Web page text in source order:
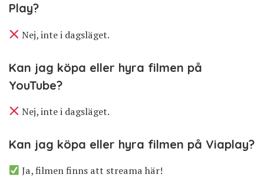
Play?
Nej, inte i dagsläget.
Kan jag köpa eller hyra filmen på
YouTube?
Nej, inte i dagsläget.
Kan jag köpa eller hyra filmen på Viaplay?
Ja, filmen finns att streama här!